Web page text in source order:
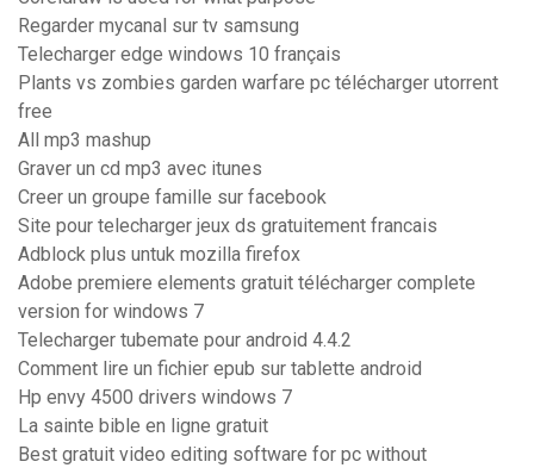
Regarder mycanal sur tv samsung
Telecharger edge windows 10 français
Plants vs zombies garden warfare pc télécharger utorrent
free
All mp3 mashup
Graver un cd mp3 avec itunes
Creer un groupe famille sur facebook
Site pour telecharger jeux ds gratuitement francais
Adblock plus untuk mozilla firefox
Adobe premiere elements gratuit télécharger complete
version for windows 7
Telecharger tubemate pour android 4.4.2
Comment lire un fichier epub sur tablette android
Hp envy 4500 drivers windows 7
La sainte bible en ligne gratuit
Best gratuit video editing software for pc without